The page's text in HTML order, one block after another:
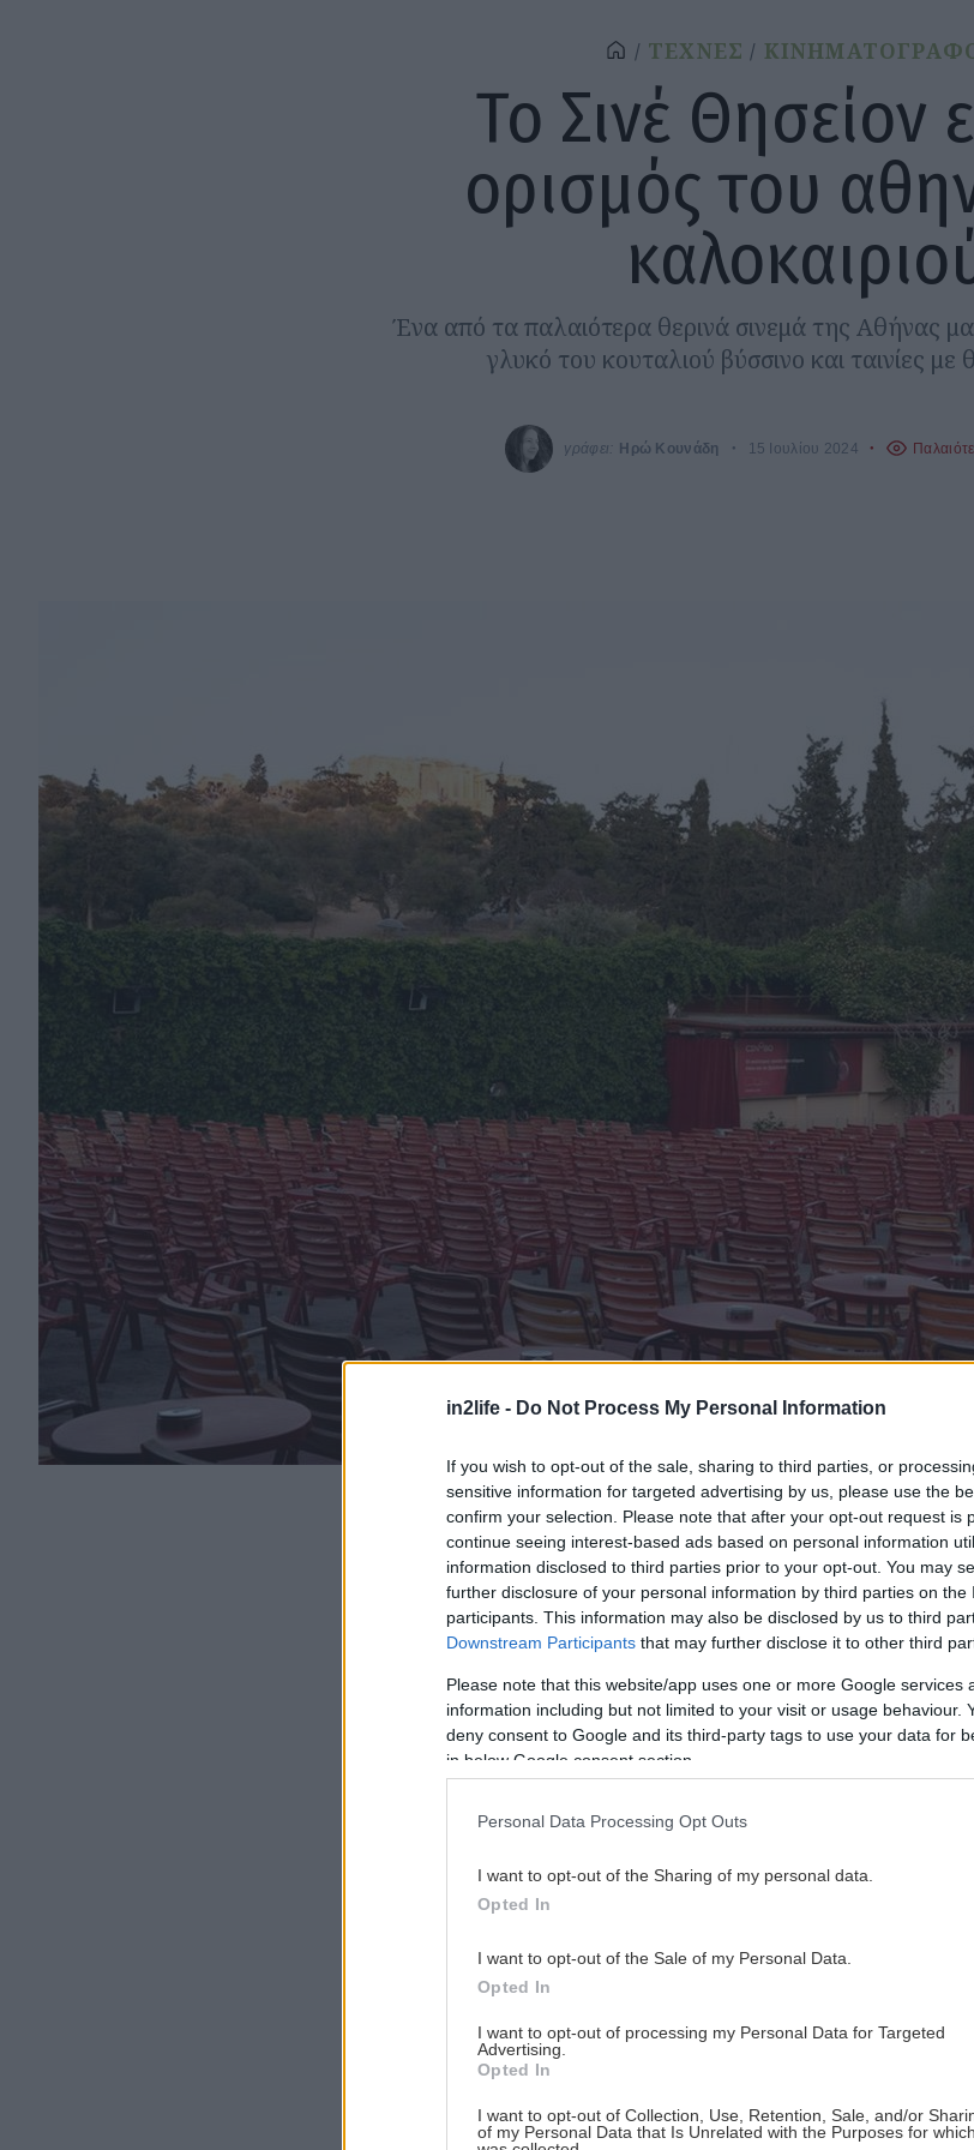
in2life - Do Not Process My Personal Information
If you wish to opt-out of the sale, sharing to third parties, or
sensitive information for targeted advertising by us, please use the
confirm your selection. Please note that after your opt-out request is
continue seeing interest-based ads based on personal information
information disclosed to third parties prior to your opt-out. You may
further disclosure of your personal information by third parties on the
participants. This information may also be disclosed by us to third
Downstream Participants that may further disclose it to other third
Please note that this website/app uses one or more Google services
information including but not limited to your visit or usage behaviour.
deny consent to Google and its third-party tags to use your data for
in below Google consent section.
Personal Data Processing Opt Outs
I want to opt-out of the Sharing of my personal data.
Opted In
I want to opt-out of the Sale of my Personal Data.
Opted In
I want to opt-out of processing my Personal Data for Targeted
Advertising.
Opted In
I want to opt-out of Collection, Use, Retention, Sale, and/or
of my Personal Data that Is Unrelated with the Purposes for
ΤΕΧΝΕΣ
Το Σινέ Θησείον
ορισμός του
Ένα από τα παλαιότερα θερινά σινεμά της Αθήνας
γλυκό του κουταλιού βύσσινο και ταινίες
γράφει: Ηρώ Κουνάδη 15 Ιουλίου 2024